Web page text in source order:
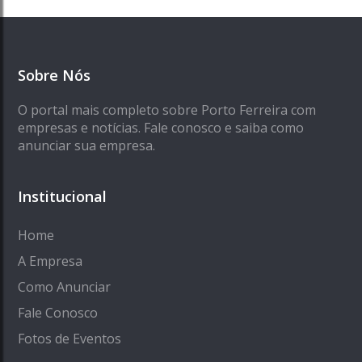
Sobre Nós
O portal mais completo sobre Porto Ferreira com
empresas e notícias. Fale conosco e saiba como
anunciar sua empresa.
Institucional
Home
A Empresa
Como Anunciar
Fale Conosco
Fotos de Eventos